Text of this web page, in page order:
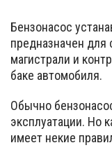
Бензонасос
предназначен для
магистрали и
баке автомобиля.
Обычно
эксплуатации. Но
имеет некие